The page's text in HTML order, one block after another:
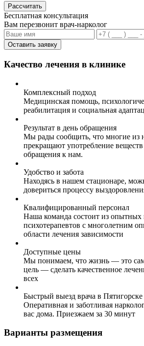
Рассчитать
Бесплатная консультация
Вам перезвонит врач-нарколог
Оставить заявку
Качество лечения в клинике
Комплексный подход
Медицинская помощь,
реабилитация и социальная
Результат в день обращения
Мы рады сообщить, что многие из
прекращают употребление
обращения к нам.
Удобство и забота
Находясь в нашем стационаре,
довериться процессу
Квалифицированный персонал
Наша команда состоит из опытных
психотерапевтов с многолетним
области лечения зависимости
Доступные цены
Мы понимаем, что жизнь — это
цель — сделать качественное
всех
Быстрый выезд врача в Пятигорске
Оперативная и заботливая
вас дома. Приезжаем за 30 минут
Варианты размещения